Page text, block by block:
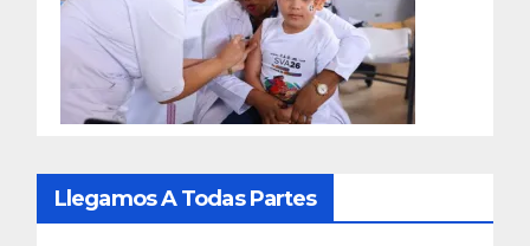
Llegamos A Todas Partes